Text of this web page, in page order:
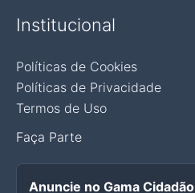
Institucional
Políticas de Cookies
Políticas de Privacidade
Termos de Uso
Faça Parte
Anuncie no Gama Cidadão